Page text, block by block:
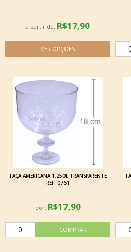
a partir de: R$17,90
TAÇA AMERICANA 1,250L TRANSPARENTE
REF. 0761
por: R$17,90